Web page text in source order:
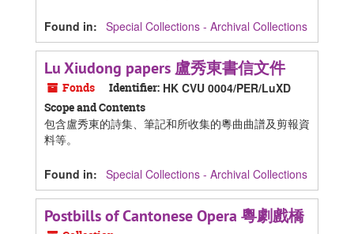
Found in: Special Collections - Archival Collections
Lu Xiudong papers 盧秀東書信文件
Fonds Identifier: HK CVU 0004/PER/LuXD
Scope and Contents
包含盧秀東的詩集、筆記和所收集的粵曲曲譜及剪報資
料等。
Found in: Special Collections - Archival Collections
Postbills of Cantonese Opera 粵劇戲橋